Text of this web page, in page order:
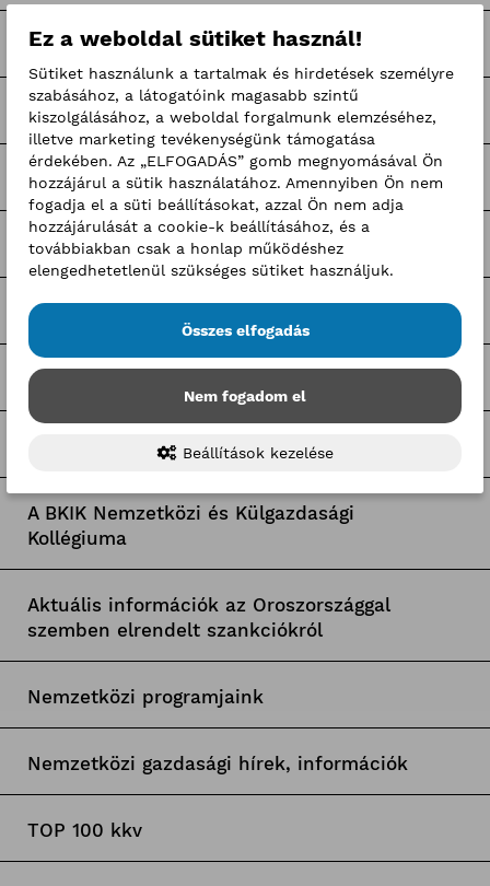
Nagy Elek cikkek
Kerületi pályázatok
Pályázatfigyelő
Tagozati hírek
Tagcsoporti hírek
Egyetemi együttműködések
Pályaorientációs programok
A BKIK Nemzetközi és Külgazdasági
Kollégiuma
Aktuális információk az Oroszországgal
szemben elrendelt szankciókról
Nemzetközi programjaink
Nemzetközi gazdasági hírek, információk
TOP 100 kkv
Ez a weboldal sütiket használ!
Sütiket használunk a tartalmak és hirdetések személyre
szabásához, a látogatóink magasabb szintű
kiszolgálásához, a weboldal forgalmunk elemzéséhez,
illetve marketing tevékenységünk támogatása
érdekében. Az „ELFOGADÁS” gomb megnyomásával Ön
hozzájárul a sütik használatához. Amennyiben Ön nem
fogadja el a süti beállításokat, azzal Ön nem adja
hozzájárulását a cookie-k beállításához, és a
továbbiakban csak a honlap működéshez
elengedhetetlenül szükséges sütiket használjuk.
Összes elfogadás
Nem fogadom el
Beállítások kezelése